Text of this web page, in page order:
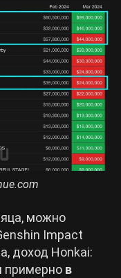
можно
Impact
доход Honkai:
примерно в